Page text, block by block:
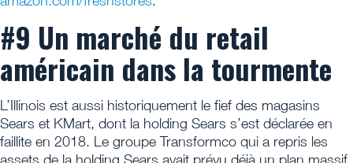
#9 Un marché du retail
américain dans la tourmente
L’Illinois est aussi historiquement le fief des magasins
Sears et KMart, dont la holding Sears s’est déclarée en
faillite en 2018. Le groupe Transformco qui a repris les
assets de la holding Sears avait prévu déjà un plan massif